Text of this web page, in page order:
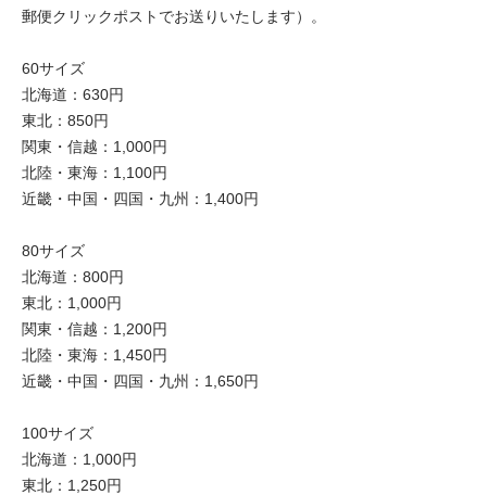
郵便クリックポストでお送りいたします）。
60サイズ
北海道：630円
東北：850円
関東・信越：1,000円
北陸・東海：1,100円
近畿・中国・四国・九州：1,400円
80サイズ
北海道：800円
東北：1,000円
関東・信越：1,200円
北陸・東海：1,450円
近畿・中国・四国・九州：1,650円
100サイズ
北海道：1,000円
東北：1,250円